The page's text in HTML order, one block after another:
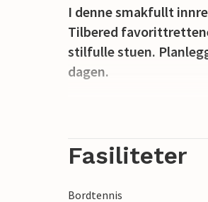
I denne smakfullt
Tilbered
stilfulle stuen.
dagen.
Start morgenen med
I løpet av dagen kan
Fasiliteter
Bordtennis